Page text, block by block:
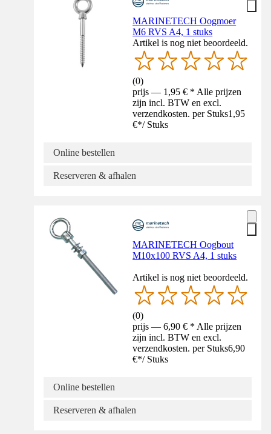
MARINETECH Oogmoer
M6 RVS A4, 1 stuks
Artikel is nog niet beoordeeld.
(0)
prijs — 1,95 € * Alle prijzen
zijn incl. BTW en excl.
verzendkosten. per Stuks1,95
€*/ Stuks
Online bestellen
Reserveren & afhalen
MARINETECH Oogbout
M10x100 RVS A4, 1 stuks
Artikel is nog niet beoordeeld.
(0)
prijs — 6,90 € * Alle prijzen
zijn incl. BTW en excl.
verzendkosten. per Stuks6,90
€*/ Stuks
Online bestellen
Reserveren & afhalen